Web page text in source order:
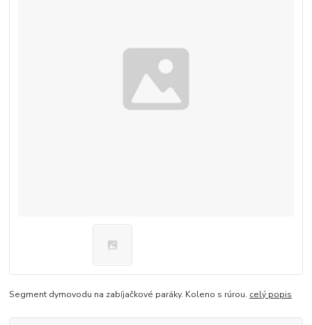
Segment dymovodu na zabíjačkové paráky. Koleno s rúrou. celý popis